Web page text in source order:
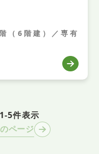
（6階建）／専有
1-5件表示
ページ